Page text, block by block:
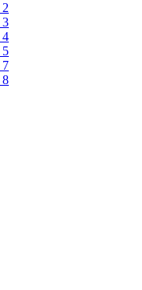
3
4
5
7
8